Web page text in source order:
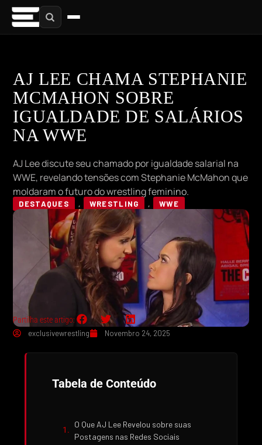
AJ LEE CHAMA STEPHANIE
MCMAHON SOBRE
IGUALDADE DE SALÁRIOS
NA WWE
AJ Lee discute seu chamado por igualdade salarial na
WWE, revelando tensões com Stephanie McMahon que
moldaram o futuro do wrestling feminino.
DESTAQUES , WRESTLING , WWE
Partilha este artigo:
exclusivewrestling
Novembro 24, 2025
Tabela de Conteúdo
O Que AJ Lee Revelou sobre suas
Postagens nas Redes Sociais